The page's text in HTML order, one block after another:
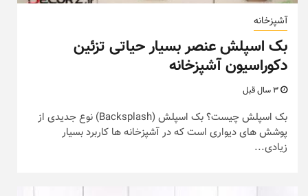
آشپزخانه
بک اسپلش عنصر بسیار حیاتی تزئین
دکوراسیون آشپزخانه
بک اسپلش چیست؟ بک اسپلش (Backsplash) نوع جدیدی از
پوشش های دیواری است که در آشپزخانه ها کاربرد بسیار
زیادی...